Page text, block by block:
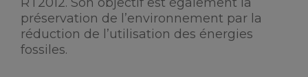
préservation de l’environnement par la
réduction de l’utilisation des énergies
fossiles.